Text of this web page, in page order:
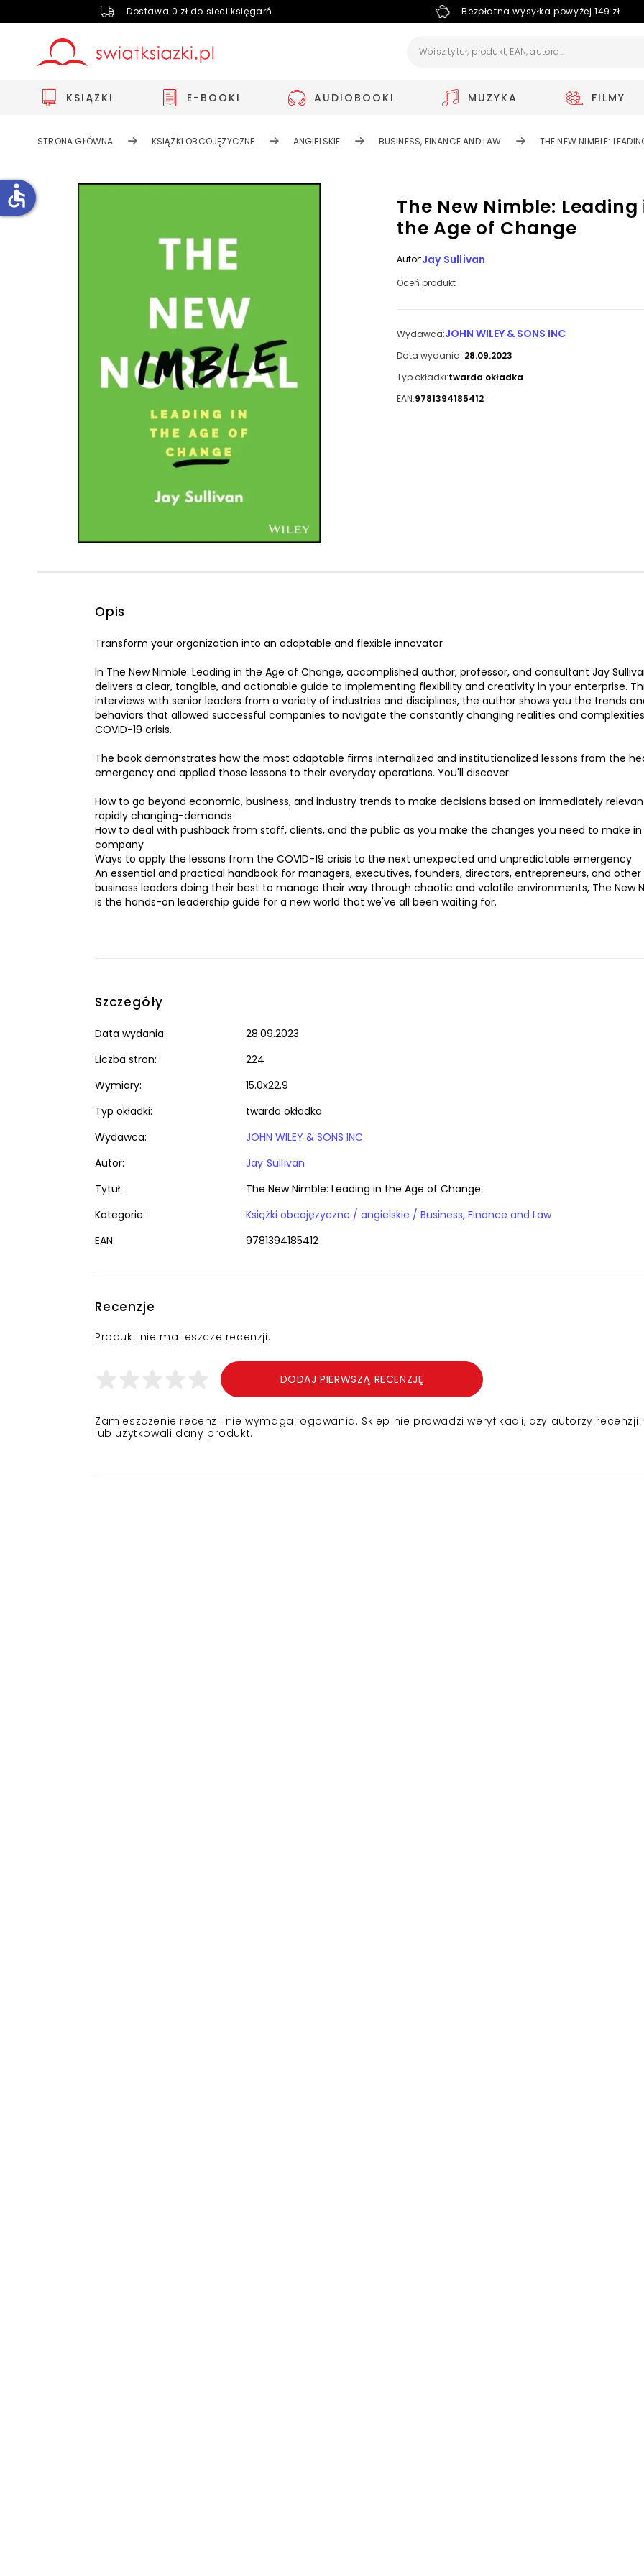
Dostawa 0 zł do sieci księgarń Bezpłatna wysyłka powyżej 149 zł
KSIĄŻKI E-BOOKI AUDIOBOOKI MUZYKA FILMY
STRONA GŁÓWNA KSIĄŻKI OBCOJĘZYCZNE ANGIELSKIE BUSINESS, FINANCE AND LAW THE NEW NIMBLE:
The New Nimble: Leading
the Age of Change
Autor:Jay Sullivan
Oceń produkt
Wydawca:JOHN WILEY & SONS INC
Data wydania: 28.09.2023
Typ okładki:twarda okładka
EAN:9781394185412
Opis
Transform your organization into an adaptable and flexible innovator
In The New Nimble: Leading in the Age of Change, accomplished author, professor, and consultant Jay
delivers a clear, tangible, and actionable guide to implementing flexibility and creativity in your enterprise.
interviews with senior leaders from a variety of industries and disciplines, the author shows you the trends
behaviors that allowed successful companies to navigate the constantly changing realities and
COVID-19 crisis.
The book demonstrates how the most adaptable firms internalized and institutionalized lessons from the
emergency and applied those lessons to their everyday operations. You'll discover:
How to go beyond economic, business, and industry trends to make decisions based on immediately
rapidly changing-demands
How to deal with pushback from staff, clients, and the public as you make the changes you need to make
company
Ways to apply the lessons from the COVID-19 crisis to the next unexpected and unpredictable emergency
An essential and practical handbook for managers, executives, founders, directors, entrepreneurs, and other
business leaders doing their best to manage their way through chaotic and volatile environments, The New
is the hands-on leadership guide for a new world that we've all been waiting for.
Szczegóły
Data wydania:
28.09.2023
Liczba stron:
224
Wymiary:
15.0x22.9
Typ okładki:
twarda okładka
Wydawca:
JOHN WILEY & SONS INC
Autor:
Jay Sullivan
Tytuł:
The New Nimble: Leading in the Age of Change
Kategorie:
Książki obcojęzyczne / angielskie / Business, Finance and Law
EAN:
9781394185412
Recenzje
Produkt nie ma jeszcze recenzji.
DODAJ PIERWSZĄ RECENZJĘ
Zamieszczenie recenzji nie wymaga logowania. Sklep nie prowadzi weryfikacji, czy autorzy recenzji
lub użytkowali dany produkt.
accessible
Pomoc w czytaniu
Podkreślenie linków